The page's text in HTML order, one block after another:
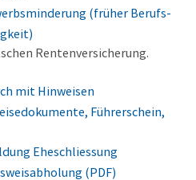
(früher Berufs-
Rentenversicherung.
mit Hinweisen
Führerschein,
Eheschliessung
(PDF)